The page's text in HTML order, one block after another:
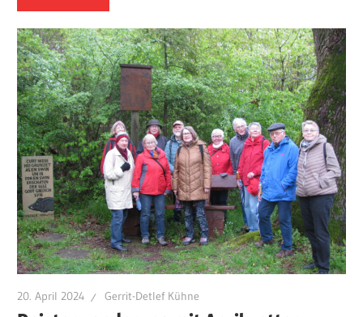
20. April 2024 Gerrit-Detlef Kühne